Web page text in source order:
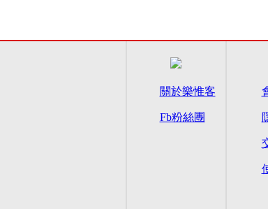
關於樂惟客
Fb粉絲團